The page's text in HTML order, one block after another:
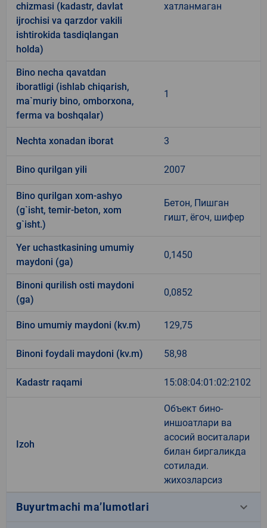
chizmasi (kadastr, davlat
ijrochisi va qarzdor vakili
ishtirokida tasdiqlangan
holda)
хатланмаган
Bino necha qavatdan
iboratligi (ishlab chiqarish,
ma`muriy bino, omborxona,
ferma va boshqalar)
1
Nechta xonadan iborat 3
Bino qurilgan yili 2007
Bino qurilgan xom-ashyo
(g`isht, temir-beton, xom
g`isht.)
Бетон, Пишган
гишт, ёгоч, шифер
Yer uchastkasining umumiy
maydoni (ga)
0,1450
Binoni qurilish osti maydoni
(ga)
0,0852
Bino umumiy maydoni (kv.m) 129,75
Binoni foydali maydoni (kv.m) 58,98
Kadastr raqami 15:08:04:01:02:2102
Izoh
Объект бино-
иншоатлари ва
асосий воситалари
билан биргаликда
сотилади.
жихозларсиз
Buyurtmachi ma’lumotlari keyboard_arrow_down